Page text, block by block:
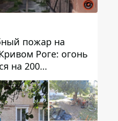
пожар на
Роге: огонь
на 200
метров